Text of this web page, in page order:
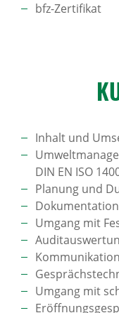
bfz-Zertifikat
Inhalt und
DIN EN ISO
Planung und
Umgang mit
Umgang mit